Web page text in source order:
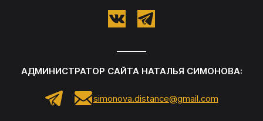
АДМИНИСТРАТОР САЙТА НАТАЛЬЯ СИМОНОВА:
simonova.distance@gmail.com